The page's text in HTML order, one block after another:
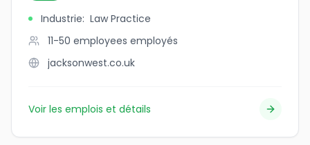
Industrie: Law Practice
11-50 employees employés
jacksonwest.co.uk
Voir les emplois et détails